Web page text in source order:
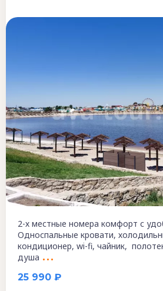
25 990 ₽
2-х местные номера комфорт с
Односпальные кровати,
кондиционер, wi-fi, чайник,
душа